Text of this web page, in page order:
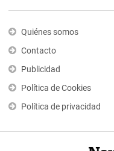
Quiénes somos
Contacto
Publicidad
Política de Cookies
Política de privacidad